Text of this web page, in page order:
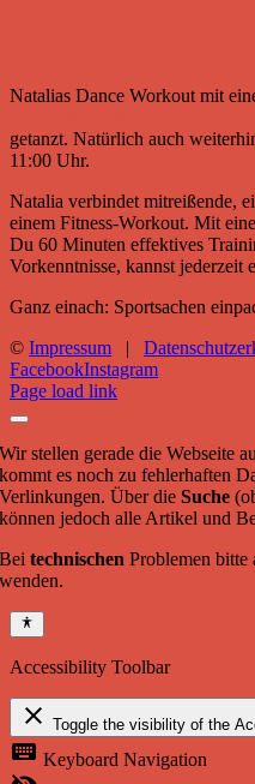
Natalias Dance Workout mit
getanzt. Natürlich auch
11:00 Uhr.
Natalia verbindet mitreißende,
einem Fitness-Workout. Mit
Du 60 Minuten effektives
Vorkenntnisse, kannst jederzeit
Ganz einach: Sportsachen
© Impressum |
FacebookInstagram
Page load link
Wir stellen gerade die Webseite
kommt es noch zu fehlerhaften
Verlinkungen. Über dieSuche
können jedoch alle Artikel und
Beitechnischen Problemen
wenden.
Accessibility Toolbar
close Toggle the visibility of the
keyboard Keyboard Navigation